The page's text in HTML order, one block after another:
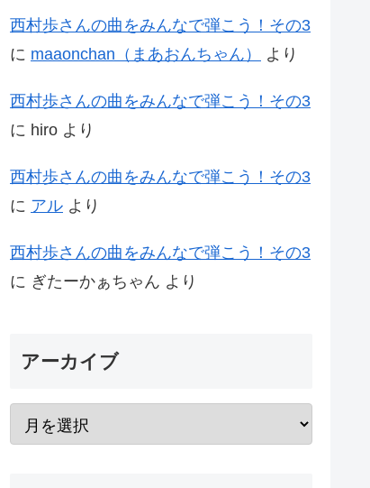
西村歩さんの曲をみんなで弾こう！その3
に maaonchan（まあおんちゃん） より
西村歩さんの曲をみんなで弾こう！その3
に hiro より
西村歩さんの曲をみんなで弾こう！その3
に アル より
西村歩さんの曲をみんなで弾こう！その3
に ぎたーかぁちゃん より
アーカイブ